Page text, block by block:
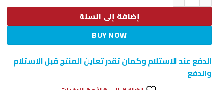
إضافة إلى السلة
BUY NOW
الدفع عند الاستلام وكمان تقدر تعاين المنتج قبل الاستلام
والدفع